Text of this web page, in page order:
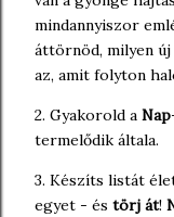
mindannyiszor
áttörnöd, milyen
az, amit folyton
2. Gyakorold a Nap
termelődik általa.
3. Készíts listát
egyet - és törj át!